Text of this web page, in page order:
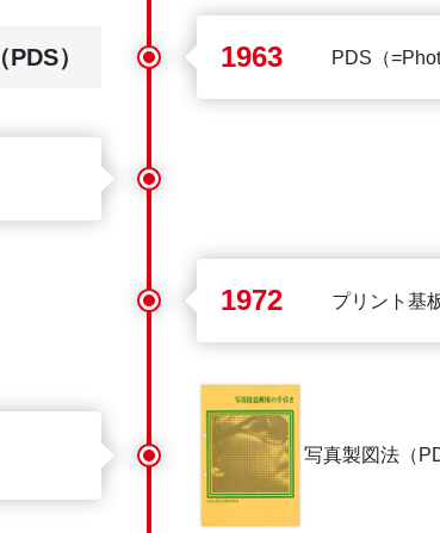
） 1963 PDS（
1972 プリント基
写真製図法（